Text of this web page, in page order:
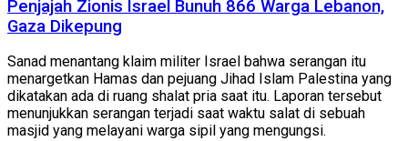
Penjajah Zionis Israel Bunuh 866 Warga Lebanon,
Gaza Dikepung
Sanad menantang klaim militer Israel bahwa serangan itu
menargetkan Hamas dan pejuang Jihad Islam Palestina yang
dikatakan ada di ruang shalat pria saat itu. Laporan tersebut
menunjukkan serangan terjadi saat waktu salat di sebuah
masjid yang melayani warga sipil yang mengungsi.